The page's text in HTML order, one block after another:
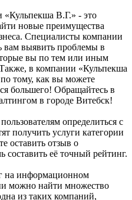
«Кульпекша В.Г.» - это
новые преимущества
Специалисты компании
вам выявить проблемы в
вы по тем или иным
в компании «Кульпекша
тому, как вы можете
большего! Обращайтесь в
в городе Витебск!
определиться с
получить услуги категории
оставить отзыв о
её точный рейтинг.
на информационном
можно найти множество
из таких компаний,